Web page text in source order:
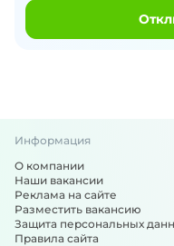
Информация
О компании
Наши вакансии
Реклама на сайте
Разместить вакансию
Защита персональных
Правила сайта